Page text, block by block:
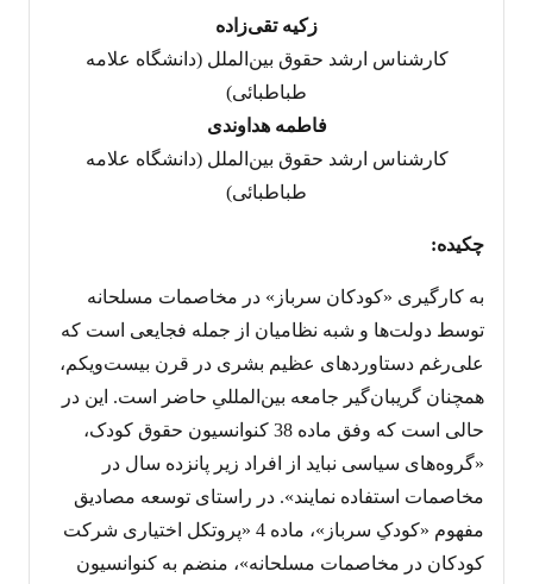
زکیه تقی‌زاده
کارشناس ارشد حقوق بین‌الملل (دانشگاه علامه
طباطبائی)
فاطمه هداوندی
کارشناس ارشد حقوق بین‌الملل (دانشگاه علامه
طباطبائی)
چکیده:
به کارگیری «کودکان سرباز» در مخاصمات مسلحانه
توسط دولت‌ها و شبه نظامیان از جمله فجایعی است که
علی‌رغم دستاوردهای عظیم بشری در قرن بیست‌ویکم،
همچنان گریبان‌گیر جامعه بین‌المللیِ حاضر است. این در
حالی است که وفق ماده 38 کنوانسیون حقوق کودک،
«گروه‌های سیاسی نباید از افراد زیر پانزده سال در
مخاصمات استفاده نمایند». در راستای توسعه مصادیق
مفهوم «کودکِ سرباز»، ماده 4 «پروتکل اختیاری شرکت
کودکان در مخاصمات مسلحانه»، منضم به کنوانسیون